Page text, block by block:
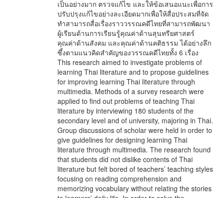
เป็นอย่างมาก ตรวจแก้ไข และให้ข้อเสนอแนะเพื่อการ
ปรับปรุงแก้ไขอย่างละเอียดมากเพื่อให้สื่อประสมที่จัด
ทำสามารถสื่อเรื่องราววรรณคดีไทยที่สามารถพัฒนา
ผู้เรียนด้านการเรียนรู้คุณค่าด้านสุนทรียศาสตร์
คุณค่าด้านสังคม และคุณค่าด้านคติธรรม ได้อย่างลึก
ซึ้งตามแนวคิดสำคัญของวรรณคดีไทยทั้ง 6 เรื่อง
This research aimed to investigate problems of
learning Thai literature and to propose guidelines
for improving learning Thai literature through
multimedia. Methods of a survey research were
applied to find out problems of teaching Thai
literature by interviewing 180 students of the
secondary level and of university, majoring in Thai.
Group discussions of scholar were held in order to
give guidelines for designing learning Thai
literature through multimedia. The research found
that students did not dislike contents of Thai
literature but felt bored of teachers’ teaching styles
focusing on reading comprehension and
memorizing vocabulary without relating the stories